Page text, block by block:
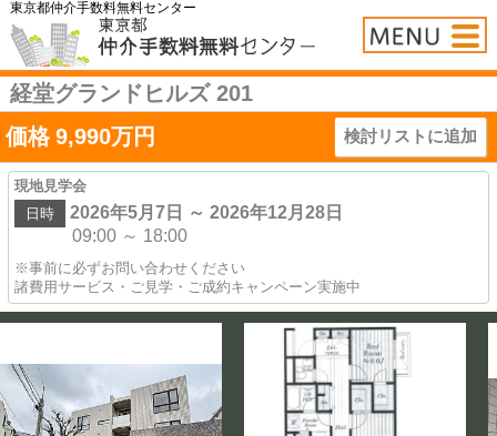
東京都仲介手数料無料センター
経堂グランドヒルズ 201
価格 9,990万円 検討リストに追加
現地見学会
日時
2026年5月7日 ～ 2026年12月28日
09:00 ～ 18:00
※事前に必ずお問い合わせください
諸費用サービス・ご見学・ご成約キャンペーン実施中